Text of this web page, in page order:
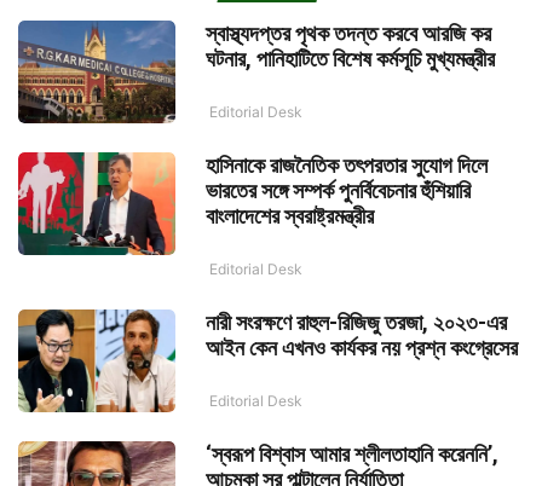
স্বাস্থ্যদপ্তর পৃথক তদন্ত করবে আরজি কর
ঘটনার, পানিহাটিতে বিশেষ কর্মসূচি মুখ্যমন্ত্রীর
Editorial Desk
হাসিনাকে রাজনৈতিক তৎপরতার সুযোগ দিলে
ভারতের সঙ্গে সম্পর্ক পুনর্বিবেচনার হুঁশিয়ারি
বাংলাদেশের স্বরাষ্ট্রমন্ত্রীর
Editorial Desk
নারী সংরক্ষণে রাহুল-রিজিজু তরজা, ২০২৩-এর
আইন কেন এখনও কার্যকর নয় প্রশ্ন কংগ্রেসের
Editorial Desk
‘স্বরূপ বিশ্বাস আমার শ্লীলতাহানি করেননি’,
আচমকা সুর পাল্টালেন নির্যাতিতা